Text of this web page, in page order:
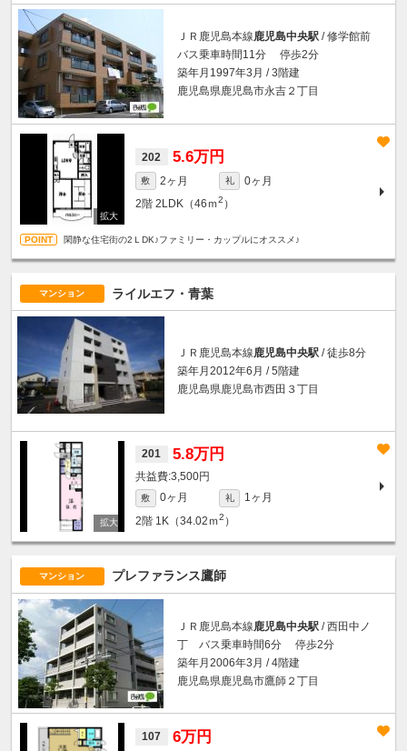
ＪＲ鹿児島本線鹿児島中央駅 / 修学館前
バス乗車時間11分 停歩2分
築年月1997年3月 / 3階建
鹿児島県鹿児島市永吉２丁目
202 5.6万円
敷 2ヶ月 礼
0ヶ月
2階 2LDK（46ｍ2 ）
閑静な住宅街の2ＬDK♪ファミリー・カップルにオススメ♪
マンション ライルエフ・青葉
ＪＲ鹿児島本線鹿児島中央駅 / 徒歩8分
築年月2012年6月 / 5階建
鹿児島県鹿児島市西田３丁目
201 5.8万円
3,500円
敷 0ヶ月 礼
1ヶ月
2階 1K（34.02ｍ2 ）
マンション プレファランス鷹師
ＪＲ鹿児島本線鹿児島中央駅 / 西田中ノ
丁 バス乗車時間6分 停歩2分
築年月2006年3月 / 4階建
鹿児島県鹿児島市鷹師２丁目
107 6万円